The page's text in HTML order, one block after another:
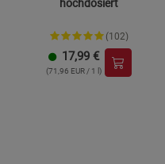
hochdosiert
(102)
17,99 €
(71,96 EUR / 1 l)